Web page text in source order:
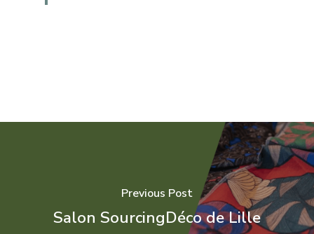
Previous Post
Salon SourcingDéco de Lille